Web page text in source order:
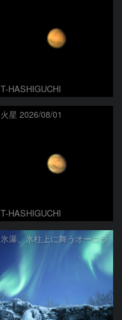
T-HASHIGUCHI
火星 2026/08/01
T-HASHIGUCHI
氷瀑、氷柱上に舞うオーロラ